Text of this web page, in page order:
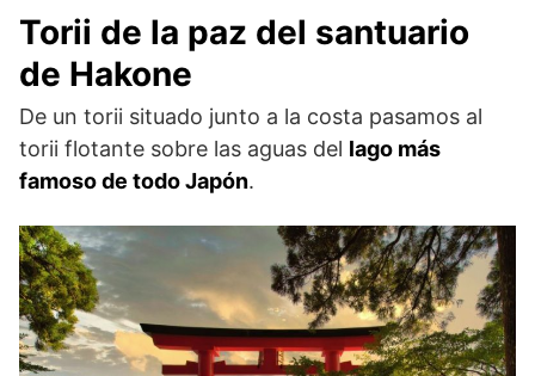
Torii de la paz del santuario
de Hakone
De un torii situado junto a la costa pasamos al
torii flotante sobre las aguas del lago más
famoso de todo Japón.